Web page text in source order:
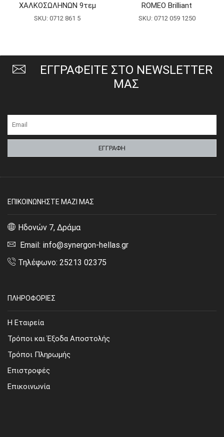
ΧΑΛΚΟΣΩΛΗΝΩΝ 9τεμ
SKU: 0712 861 5
ROMEO Brilliant
SKU: 0712 059 1250
ΕΓΓΡΑΦΕΙΤΕ ΣΤΟ NEWSLETTER
ΜΑΣ
ΕΠΙΚΟΙΝΩΝΗΣΤΕ ΜΑΖΙ ΜΑΣ
Ηδονών 7, Δράμα
Email: info@synergon-hellas.gr
Τηλέφωνο: 25213 02375
ΠΛΗΡΟΦΟΡΙΕΣ
Η Εταιρεία
Τρόποι και Έξοδα Αποστολής
Τρόποι Πληρωμής
Επιστροφές
Επικοινωνία